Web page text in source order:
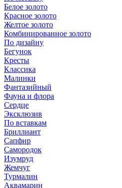
Белое золото
Красное золото
Желтое золото
Комбинированное золото
По дизайну
Бегунок
Кресты
Классика
Малинки
Фантазийный
Фауна и флора
Сердце
Эксклюзив
По вставкам
Бриллиант
Сапфир
Самородок
Изумруд
Жемчуг
Турмалин
Аквамарин